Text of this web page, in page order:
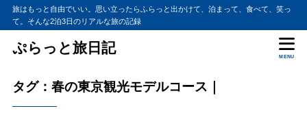
旅はもっと自由でいい。思い立ったらふらっと出かけて、泊まって、食べて、笑っ
て。そんな2泊3日のリアルな旅の記録
ぷらっと旅日記
MENU
タグ：春の東京観光モデルコース｜